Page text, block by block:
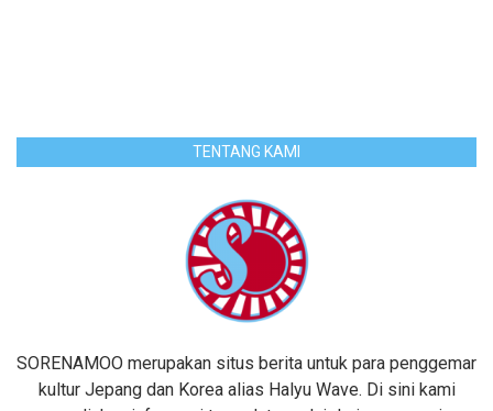
TENTANG KAMI
SORENAMOO merupakan situs berita untuk para penggemar
kultur Jepang dan Korea alias Halyu Wave. Di sini kami